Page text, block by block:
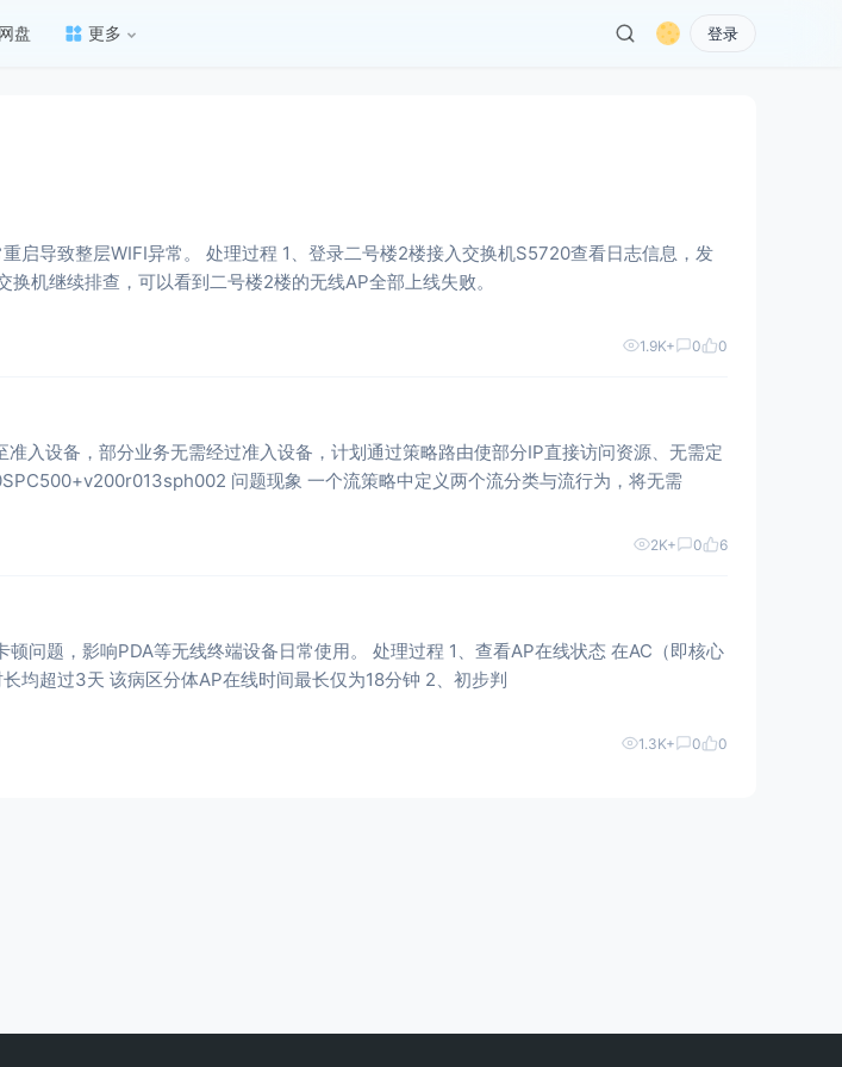
盘 更多 登录
、登录核心S12704交换机继续排查，可以看到二号楼2楼的无线AP全部上线失败。
1.9K+ 0 0
入设备，部分业务无需经过准入设备，计划通过策略路由使部分IP直接访问资源、无需定
问题现象 一个流策略中定义两个流分类与流行为，将无需
2K+ 0 6
，影响PDA等无线终端设备日常使用。 处理过程 1、查看AP在线状态 在AC（即核心
交换机）查看当前病区AP在线情况： 中心AP在线时长均超过3天 该病区分体AP在线时间最长仅为18分钟 2、初步判
1.3K+ 0 0